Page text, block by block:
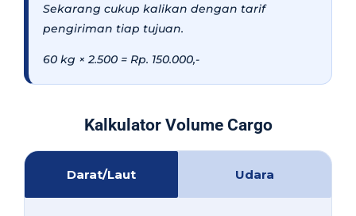
Sekarang cukup kalikan dengan tarif
pengiriman tiap tujuan.
60 kg × 2.500 = Rp. 150.000,-
Kalkulator Volume Cargo
Darat/Laut Udara